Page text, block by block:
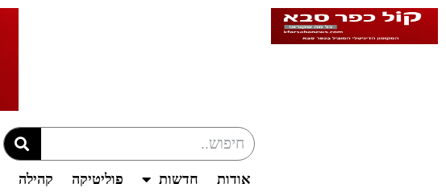
אודות חדשות פוליטיקה קהילה